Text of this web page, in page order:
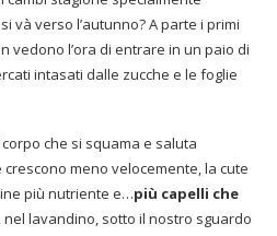
và verso l’autunno? A parte i primi
vedono l’ora di entrare in un paio di
intasati dalle zucche e le foglie
che si squama e saluta
meno velocemente, la cute
più nutriente e…più capelli che
nel lavandino, sotto il nostro sguardo